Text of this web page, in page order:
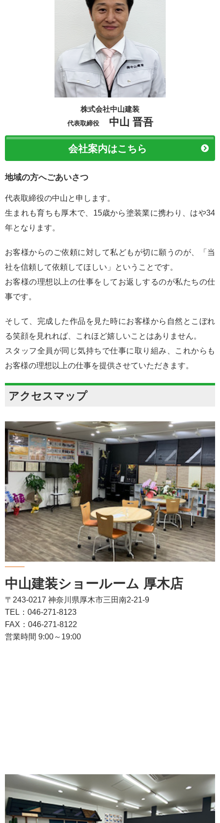
株式会社中山建装
代表取締役 中山 晋吾
会社案内はこちら
地域の方へごあいさつ
代表取締役の中山と申します。
生まれも育ちも厚木で、15歳から塗装業に携わり、はや34
年となります。
お客様からのご依頼に対して私どもが切に願うのが、「当
社を信頼して依頼してほしい」ということです。
お客様の理想以上の仕事をしてお返しするのが私たちの仕
事です。
そして、完成した作品を見た時にお客様から自然とこぼれ
る笑顔を見れれば、これほど嬉しいことはありません。
スタッフ全員が同じ気持ちで仕事に取り組み、これからも
お客様の理想以上の仕事を提供させていただきます。
アクセスマップ
中山建装ショールーム 厚木店
〒243-0217 神奈川県厚木市三田南2-21-9
TEL：046-271-8123
FAX：046-271-8122
営業時間 9:00～19:00